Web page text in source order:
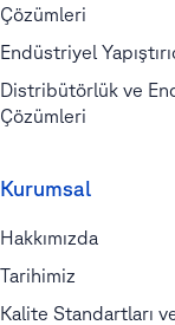
Çözümleri
Endüstriyel
Distribütörlük ve
Çözümleri
Kurumsal
Hakkımızda
Tarihimiz
Kalite Standartları